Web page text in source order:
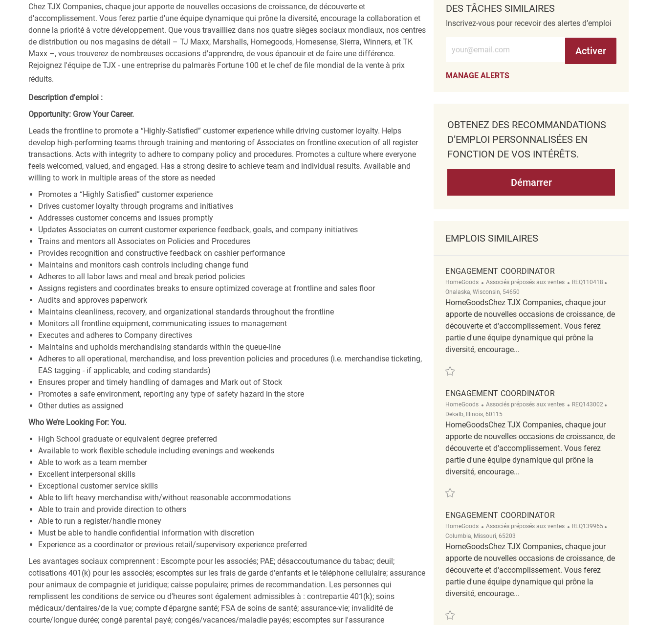
Chez TJX Companies, chaque jour apporte de nouvelles occasions de croissance, de découverte et
d'accomplissement. Vous ferez partie d'une équipe dynamique qui prône la diversité, encourage la collaboration et
donne la priorité à votre développement. Que vous travailliez dans nos quatre sièges sociaux mondiaux, nos centres
de distribution ou nos magasins de détail – TJ Maxx, Marshalls, Homegoods, Homesense, Sierra, Winners, et TK
Maxx –, vous trouverez de nombreuses occasions d'apprendre, de vous épanouir et de faire une différence.
Rejoignez l'équipe de TJX - une entreprise du palmarès Fortune 100 et le chef de file mondial de la vente à prix
réduits.
Description d'emploi :
Opportunity: Grow Your Career.
Leads the frontline to promote a “Highly-Satisfied” customer experience while driving customer loyalty. Helps
develop high-performing teams through training and mentoring of Associates on frontline execution of all register
transactions. Acts with integrity to adhere to company policy and procedures. Promotes a culture where everyone
feels welcomed, valued, and engaged. Has a strong desire to achieve team and individual results. Available and
willing to work in multiple areas of the store as needed
Promotes a “Highly Satisfied” customer experience
Drives customer loyalty through programs and initiatives
Addresses customer concerns and issues promptly
Updates Associates on current customer experience feedback, goals, and company initiatives
Trains and mentors all Associates on Policies and Procedures
Provides recognition and constructive feedback on cashier performance
Maintains and monitors cash controls including change fund
Adheres to all labor laws and meal and break period policies
Assigns registers and coordinates breaks to ensure optimized coverage at frontline and sales floor
Audits and approves paperwork
Maintains cleanliness, recovery, and organizational standards throughout the frontline
Monitors all frontline equipment, communicating issues to management
Executes and adheres to Company directives
Maintains and upholds merchandising standards within the queue-line
Adheres to all operational, merchandise, and loss prevention policies and procedures (i.e. merchandise ticketing,
EAS tagging - if applicable, and coding standards)
Ensures proper and timely handling of damages and Mark out of Stock
Promotes a safe environment, reporting any type of safety hazard in the store
Other duties as assigned
Who We’re Looking For: You.
High School graduate or equivalent degree preferred
Available to work flexible schedule including evenings and weekends
Able to work as a team member
Excellent interpersonal skills
Exceptional customer service skills
Able to lift heavy merchandise with/without reasonable accommodations
Able to train and provide direction to others
Able to run a register/handle money
Must be able to handle confidential information with discretion
Experience as a coordinator or previous retail/supervisory experience preferred
Les avantages sociaux comprennent : Escompte pour les associés; PAE; désaccoutumance du tabac; deuil;
cotisations 401(k) pour les associés; escomptes sur les frais de garde d'enfants et le téléphone cellulaire; assurance
pour animaux de compagnie et juridique; caisse populaire; primes de recommandation. Les personnes qui
remplissent les conditions de service ou d'heures sont également admissibles à : contrepartie 401(k); soins
médicaux/dentaires/de la vue; compte d'épargne santé; FSA de soins de santé; assurance-vie; invalidité de
courte/longue durée; congé parental payé; congés/vacances/maladie payés; escomptes sur l'assurance
DES TÂCHES SIMILAIRES
Inscrivez-vous pour recevoir des alertes d’emploi
Entrez l’adresse e-mail (obligatoire)
Activer
MANAGE ALERTS
OBTENEZ DES RECOMMANDATIONS
D’EMPLOI PERSONNALISÉES EN
FONCTION DE VOS INTÉRÊTS.
Démarrer
EMPLOIS SIMILAIRES
ENGAGEMENT COORDINATOR
HomeGoods Catégorie
Associés préposés aux ventes ReqId
REQ110418
Onalaska, Wisconsin, 54650
HomeGoodsChez TJX Companies, chaque jour
apporte de nouvelles occasions de croissance, de
découverte et d'accomplissement. Vous ferez
partie d'une équipe dynamique qui prône la
diversité, encourage...
ENGAGEMENT COORDINATOR
HomeGoods Catégorie
Associés préposés aux ventes ReqId
REQ143002
Dekalb, Illinois, 60115
HomeGoodsChez TJX Companies, chaque jour
apporte de nouvelles occasions de croissance, de
découverte et d'accomplissement. Vous ferez
partie d'une équipe dynamique qui prône la
diversité, encourage...
Sauvegarder Engagement Coordinator REQ143002
ENGAGEMENT COORDINATOR
HomeGoods Catégorie
Associés préposés aux ventes ReqId
REQ139965
Columbia, Missouri, 65203
HomeGoodsChez TJX Companies, chaque jour
apporte de nouvelles occasions de croissance, de
découverte et d'accomplissement. Vous ferez
partie d'une équipe dynamique qui prône la
diversité, encourage...
Sauvegarder Engagement Coordinator REQ139965